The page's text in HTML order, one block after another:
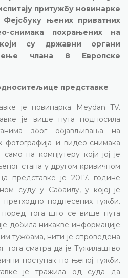
притужбу новинарке
њених приватних
снимака похрањених на
су државни органи
члана 8 Европске
представке
је новинарка Meydan TV.
је више пута подносила
због објављивања на
фотографија и видео-снимака
на компјутеру који јој је
стана у другом кривичном
представке је 2017. године
суду у Сабаилу, у којој је
поднесених тужби.
тога што се више пута
добила никакве информације
тужбама, нити је спроведена
тога сматра да је Тужилаштво
поступак по њеној тужби.
је тражила од суда да